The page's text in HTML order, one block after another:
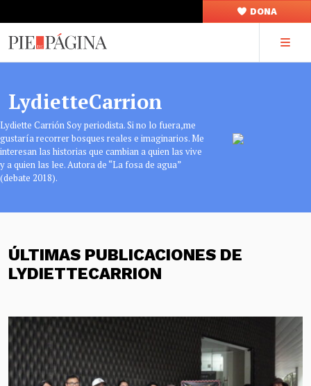
DONA
LydietteCarrion
Lydiette Carrión Soy periodista. Si no lo fuera,me
gustaría recorrer bosques reales e imaginarios. Me
interesan las historias que cambian a quien las vive
y a quien las lee. Autora de “La fosa de agua”
(debate 2018).
ÚLTIMAS PUBLICACIONES DE
LYDIETTECARRION